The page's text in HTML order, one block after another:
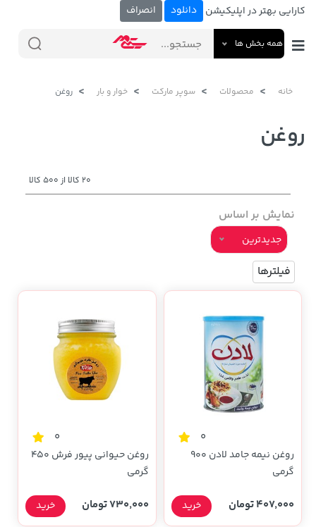
کارایی بهتر در اپلیکیشن دانلود انصراف
همه بخش ها
خانه محصولات سوپر مارکت خوار و بار روغن
روغن
20 کالا از 500 کالا
نمایش بر اساس
جدیدترین
فیلترها
0
روغن نیمه جامد لادن 900
گرمی
407,000 تومان خرید
0
روغن حیوانی پیور فرش 450
گرمی
730,000 تومان خرید